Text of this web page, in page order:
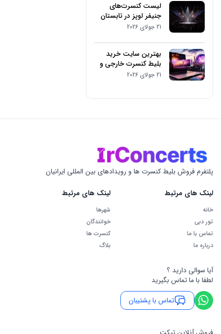
لیست کنسرت‌های
جنیفر لوپز در تابستان
۱۴۰۵
21 جولای 2026
بهترین سایت خرید
بلیط کنسرت خارجی و
فستیوال‌های موسیقی
21 جولای 2026
پلتفرم فروش بلیط کنسرت ها و رویدادهای بین المللی ایرانیان
لینک های مرتبط
خانه
تور دبی
تماس با ما
درباره ما
لینک های مرتبط
شهرها
خوانندگان
کنسرت ها
بلاگ
آیا سوالی دارید ؟
لطفا با ما تماس بگیرید
تماس با پشتیبان